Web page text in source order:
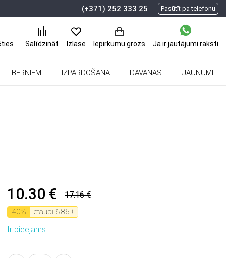
(+371) 252 333 25 Pasūtīt pa telefonu
Salīdzināt Izlase Iepirkumu grozs Ja ir jautājumi raksti
BĒRNIEM IZPĀRDOŠANA DĀVANAS JAUNUMI
10.30 € 17.16 €
-40% Ietaupi 6.86 €
Ir pieejams